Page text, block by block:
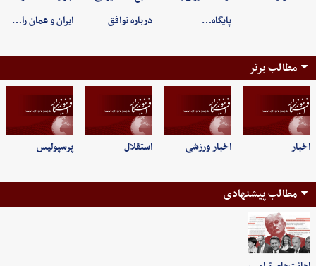
پایگاه…
درباره توافق
ایران و عمان را…
مطالب برتر
اخبار اخبار ورزشی استقلال پرسپولیس
مطالب پیشنهادی